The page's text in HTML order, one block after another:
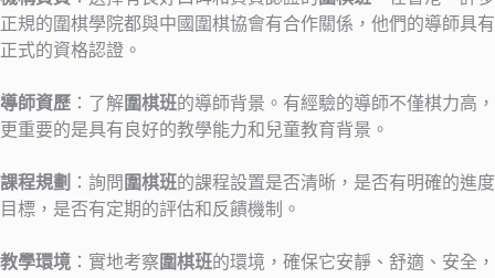
正規的圍棋學院都與中國圍棋協會有合作關係，他們的導師具有
正式的資格認證。
導師資歷 ：了解圍棋班的導師背景。有經驗的導師不僅棋力高，
更重要的是具有良好的教學能力和兒童教育背景。
課程規劃 ：詢問 圍棋班的課程設置是否清晰，是否有明確的進度
目標，是否有定期的評估和反饋機制。
教學環境 ：實地考察 圍棋班的環境，確保它安靜、舒適、安全，